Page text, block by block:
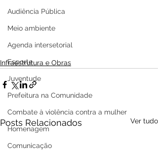
Audiência Pública
Meio ambiente
Agenda intersetorial
Esporte
Juventude
Prefeitura na Comunidade
Combate à violência contra a mulher
Homenagem
Comunicação
Infraestrutura e Obras
Posts Relacionados Ver tudo